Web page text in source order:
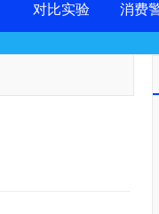
对比实验 消费